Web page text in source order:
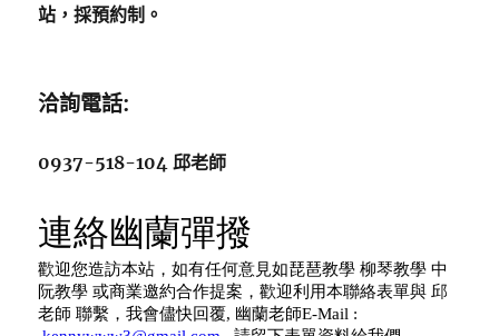
站，採預約制。
洽詢電話:
0937-518-104 邱老師